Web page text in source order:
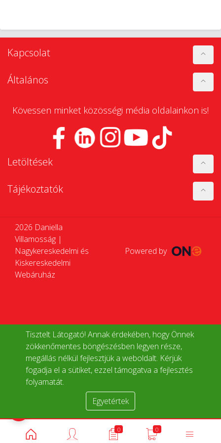
Tisztelt Látogató! Annak érdekében, hogy Önnek
zökkenőmentes böngészésben legyen része,
megállás nélkül fejlesztjük a weboldalt. Kérjük
fogadja el a sütiket, ezzel támogatva a fejlesztés
folyamatát.
Egyetértek
Kapcsolat
Általános
Kövessen minket közösségi média oldalainkon is!
Letöltések
Tájékoztatók
2026 Daniella
Villamosság |
Nagykereskedelmi és
Kiskereskedelmi
Webáruház
Powered by
0
0
Termékek összehasonlítása